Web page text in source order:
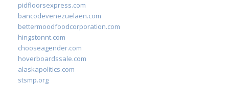
pidfloorsexpress.com
bancodevenezuelaen.com
bettermoodfoodcorporation.com
hingstonnt.com
chooseagender.com
hoverboardssale.com
alaskapolitics.com
stsmp.org